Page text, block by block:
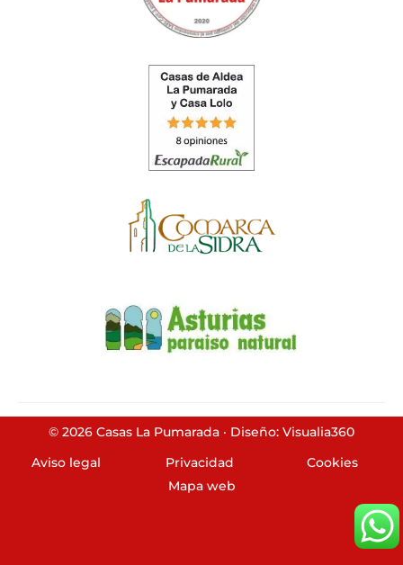
© 2026 Casas La Pumarada · Diseño: Visualia360
Aviso legal
Privacidad
Cookies
Mapa web